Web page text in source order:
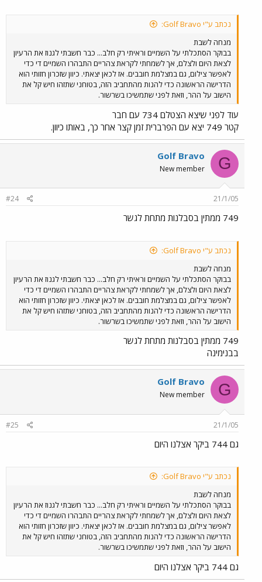
נכתב ע"י Golf Bravo:
מנחה לשבת
בבוקר הסתכלתי על השמיים וראיתי רק חלב... כבר חשבתי לגנוז את הרעיון
לצאת היום ולצלם, אך לשמחתי לקראת צהריים התבהרו השמיים די כדי
לאפשר צילום, גם במצלמת חובבים. אז לכאן יצאתי. כיוון שזכרון חזותי הוא
הדרישה הראשונה כדי להנות מהתחביב הזה, בטוחני שתזהו חיש קל את
הישוב על ההר, וזאת לפני שתמשיכו בשרשור.
עוד לפני שיצא הצטלם 734 עם חבר
קטר 749 יצא עם הפרברית זמן קצר אחר כך, באותו כיוון.
G
Golf Bravo
New member
21/1/05
#24
749 ממתין בסבלנות מתחת לגשר
נכתב ע"י Golf Bravo:
מנחה לשבת
בבוקר הסתכלתי על השמיים וראיתי רק חלב... כבר חשבתי לגנוז את הרעיון
לצאת היום ולצלם, אך לשמחתי לקראת צהריים התבהרו השמיים די כדי
לאפשר צילום, גם במצלמת חובבים. אז לכאן יצאתי. כיוון שזכרון חזותי הוא
הדרישה הראשונה כדי להנות מהתחביב הזה, בטוחני שתזהו חיש קל את
הישוב על ההר, וזאת לפני שתמשיכו בשרשור.
749 ממתין בסבלנות מתחת לגשר
בבנימינה
G
Golf Bravo
New member
21/1/05
#25
גם 744 ביקר אצלנו היום
נכתב ע"י Golf Bravo:
מנחה לשבת
בבוקר הסתכלתי על השמיים וראיתי רק חלב... כבר חשבתי לגנוז את הרעיון
לצאת היום ולצלם, אך לשמחתי לקראת צהריים התבהרו השמיים די כדי
לאפשר צילום, גם במצלמת חובבים. אז לכאן יצאתי. כיוון שזכרון חזותי הוא
הדרישה הראשונה כדי להנות מהתחביב הזה, בטוחני שתזהו חיש קל את
הישוב על ההר, וזאת לפני שתמשיכו בשרשור.
גם 744 ביקר אצלנו היום